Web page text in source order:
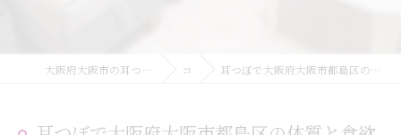
大阪府大阪市の耳つぼなら耳つぼダイエットサロンふーみん コラム 耳つぼで大阪府大阪市都島区の体質と食欲習慣を整えもう繰り返さない体作りサポート法